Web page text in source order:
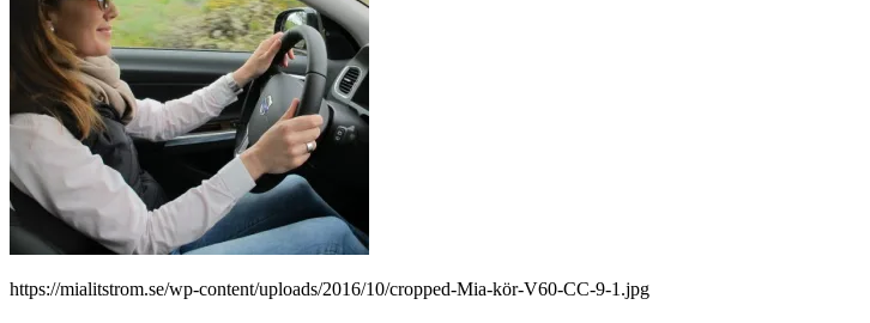
https://mialitstrom.se/wp-content/uploads/2016/10/cropped-Mia-kör-V60-CC-9-1.jpg